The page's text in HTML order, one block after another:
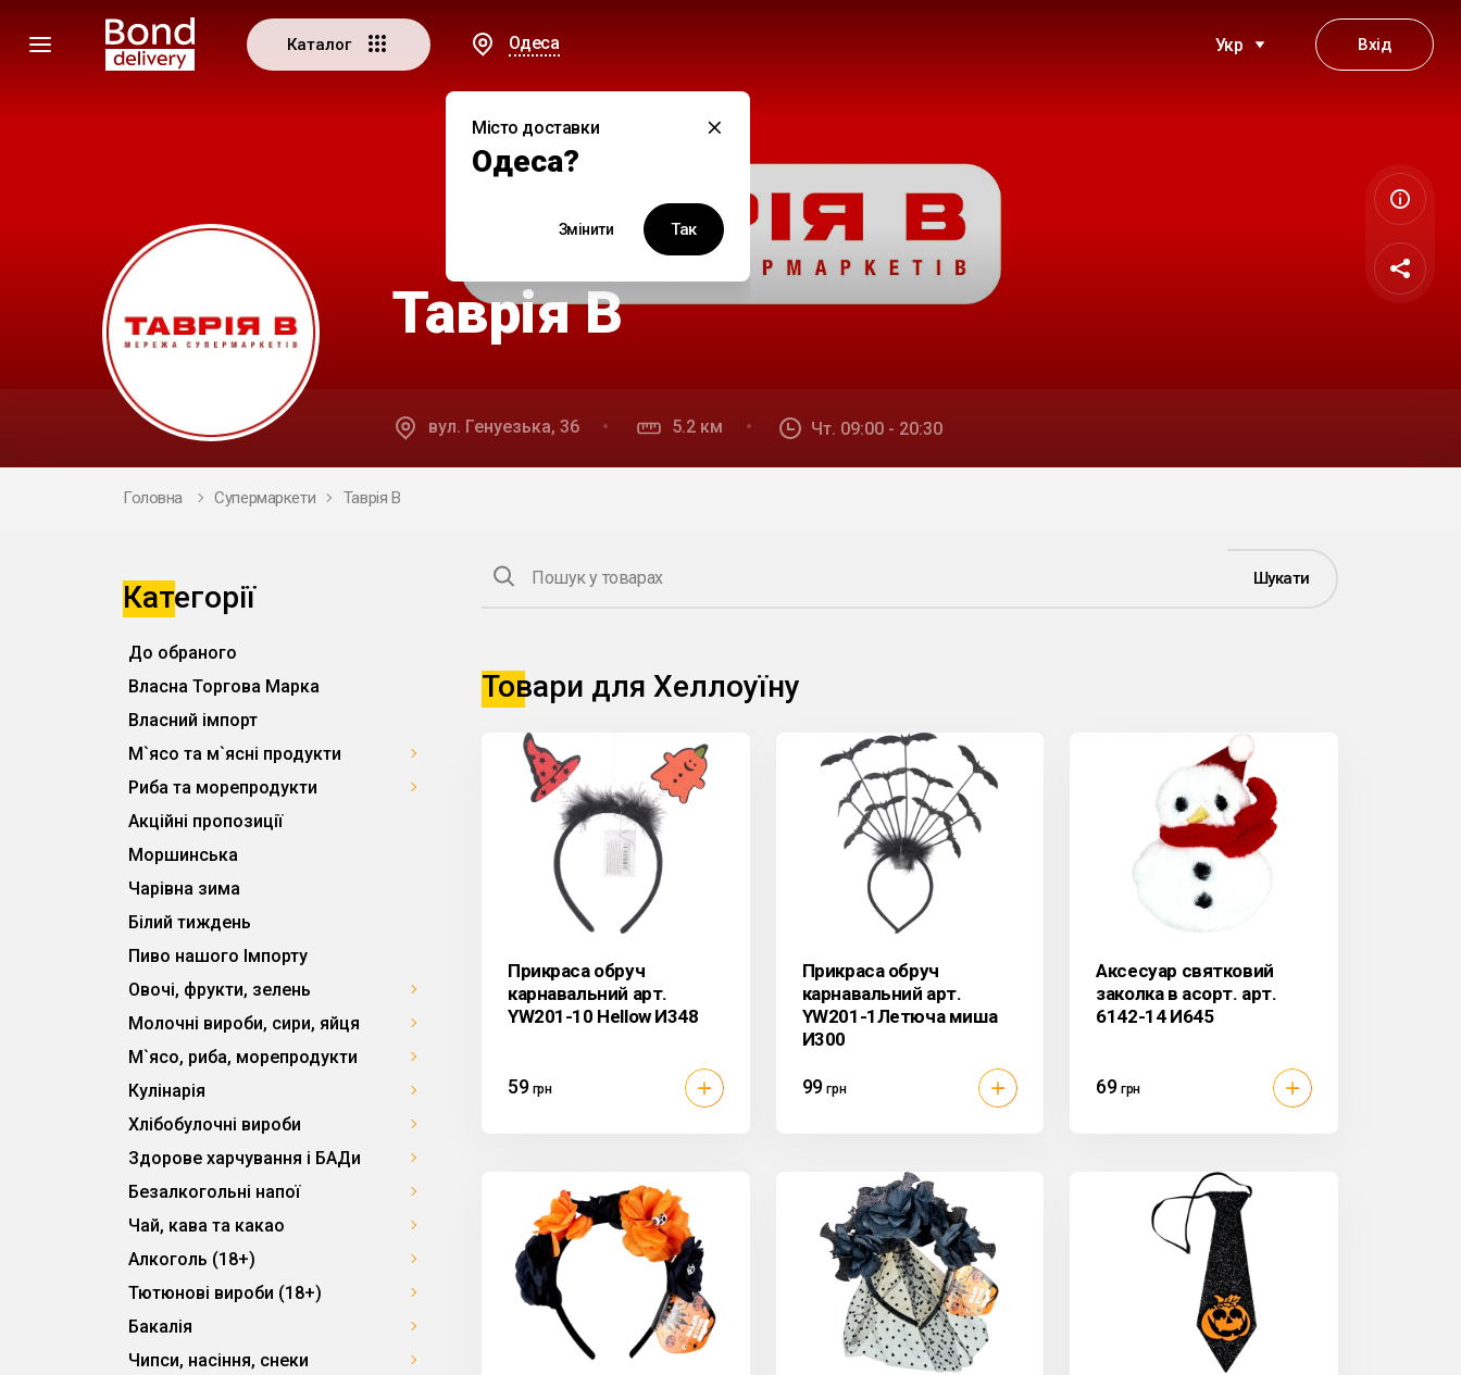
Каталог Одеса
Місто доставки
Одеса?
Змінити Так
Укр Вхід
Таврія В
вул. Генуезька, 36 5.2 км Чт. 09:00 - 20:30
Головна Супермаркети Таврія В
Категорії
До обраного
Власна Торгова Марка
Власний імпорт
М`ясо та м`ясні продукти
Риба та морепродукти
Акційні пропозиції
Моршинська
Чарівна зима
Білий тиждень
Пиво нашого Імпорту
Овочі, фрукти, зелень
Молочні вироби, сири, яйця
М`ясо, риба, морепродукти
Кулінарія
Хлібобулочні вироби
Здорове харчування і БАДи
Безалкогольні напої
Чай, кава та какао
Алкоголь (18+)
Тютюнові вироби (18+)
Бакалія
Чипси, насіння, снеки
Пошук у товарах Шукати
Товари для Хеллоуїну
Прикраса обруч
карнавальний арт.
YW201-10 Hellow И348
59 грн
Прикраса обруч
карнавальний арт.
YW201-1Летюча миша
И300
99 грн
Аксесуар святковий
заколка в асорт. арт.
6142-14 И645
69 грн